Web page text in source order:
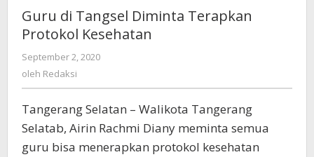
Diminta
Terapkan
Protokol
Kesehatan
Guru di Tangsel Diminta Terapkan
Protokol Kesehatan
September 2, 2020
oleh Redaksi
Tangerang Selatan – Walikota Tangerang
Selatab, Airin Rachmi Diany meminta semua
guru bisa menerapkan protokol kesehatan